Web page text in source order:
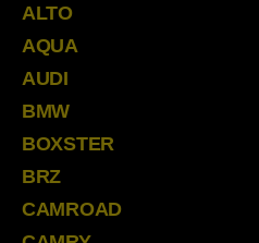
ALTO
AQUA
AUDI
BMW
BOXSTER
BRZ
CAMROAD